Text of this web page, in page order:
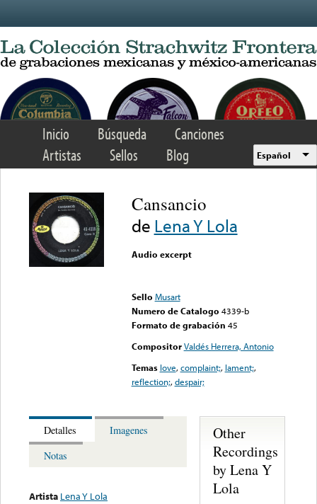
Inicio Búsqueda
Canciones
Artistas
Sellos Blog Español
Cansancio
de Lena Y Lola
Audio excerpt
Sello Musart
Numero de Catalogo 4339-b
Formato de grabación 45
Compositor Valdés Herrera, Antonio
Temas love,complaint;, lament;,
reflection;,despair;
Detalles
Imagenes
Notas
Artista Lena Y Lola
Other
Recordings
by Lena Y
Lola